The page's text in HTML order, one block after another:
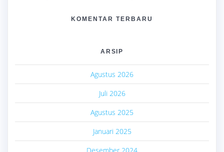
KOMENTAR TERBARU
ARSIP
Agustus 2026
Juli 2026
Agustus 2025
Januari 2025